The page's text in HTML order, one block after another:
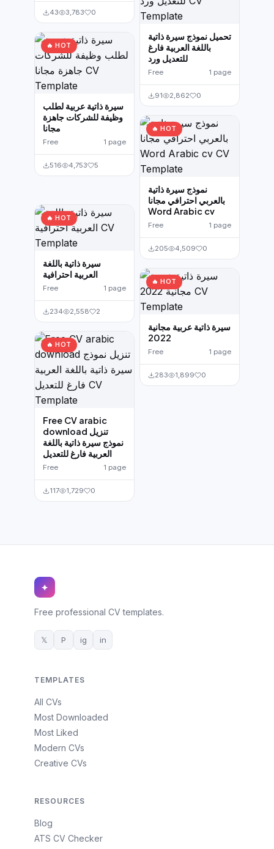
43 3,783 0
🔥 HOT
سيرة ذاتية عربية لطلب
وظيفة للشركات جاهزة
مجانا
Free 1 page
516 4,753 5
🔥 HOT
سيرة ذاتية باللغة
العربية احترافية
Free 1 page
234 2,558 2
🔥 HOT
Free CV arabic
download تنزيل
نموذج سيرة ذاتية باللغة
العربية فارغ للتعديل
Free 1 page
117 1,729 0
تحميل نموذج سيرة ذاتية
باللغة العربية فارغ
للتعديل ورد
Free 1 page
91 2,862 0
🔥 HOT
نموذج سيرة ذاتية
بالعربي احترافي مجانا
Word Arabic cv
Free 1 page
205 4,509 0
🔥 HOT
سيرة ذاتية عربية مجانية
2022
Free 1 page
283 1,899 0
✦
Free professional CV templates.
𝕏 P ig in
TEMPLATES
All CVs
Most Downloaded
Most Liked
Modern CVs
Creative CVs
RESOURCES
Blog
ATS CV Checker